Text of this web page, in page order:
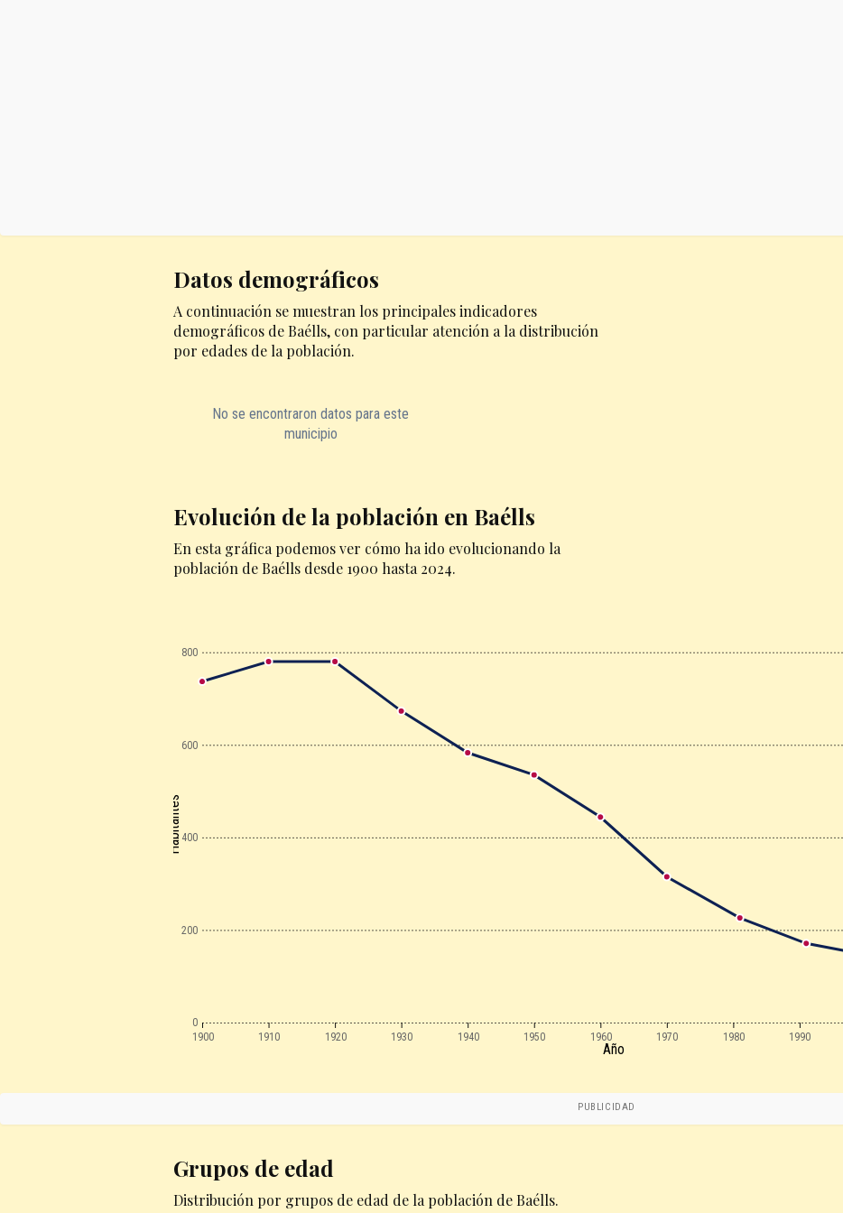
Datos demográficos
A continuación se muestran los principales indicadores
demográficos de Baélls, con particular atención a la distribución
por edades de la población.
No se encontraron datos para este
municipio
Evolución de la población en Baélls
En esta gráfica podemos ver cómo ha ido evolucionando la
población de Baélls desde 1900 hasta 2024.
1900 1910 1920 1930 1940 1950 1960 1970 1980 1990
0
200
400
600
800
Año
Habitantes
PUBLICIDAD
Grupos de edad
Distribución por grupos de edad de la población de Baélls.